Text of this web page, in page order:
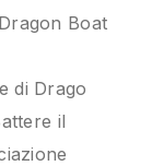
Boat
di Drago
il